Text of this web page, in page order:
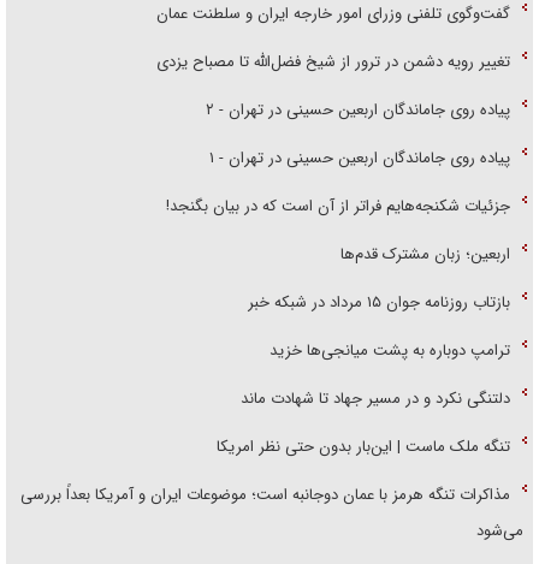
گفت‌وگوی تلفنی وزرای امور خارجه ایران و سلطنت عمان
تغییر رویه دشمن در ترور از شیخ فضل‌الله تا مصباح یزدی
پیاده روی جاماندگان اربعین حسینی در تهران - ۲
پیاده روی جاماندگان اربعین حسینی در تهران - ۱
جزئیات شکنجه‌هایم فراتر از آن است که در بیان بگنجد!
اربعین؛ زبان مشترک قدم‌ها
بازتاب روزنامه جوان ۱۵ مرداد در شبکه خبر
ترامپ دوباره به پشت میانجی‌ها خزید
دلتنگی نکرد و در مسیر جهاد تا شهادت ماند
تنگه ملک ماست | این‌بار بدون حتی نظر امریکا
مذاکرات تنگه هرمز با عمان دوجانبه است؛ موضوعات ایران و آمریکا بعداً بررسی
می‌شود